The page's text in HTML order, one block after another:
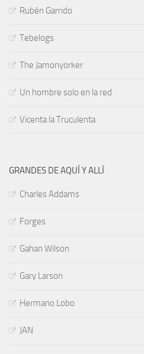
Rubén Garrido
Tebelogs
The Jamonyorker
Un hombre solo en la red
Vicenta la Truculenta
GRANDES DE AQUÍ Y ALLÍ
Charles Addams
Forges
Gahan Wilson
Gary Larson
Hermano Lobo
JAN